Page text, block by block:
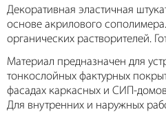
Декоративная эластичная
основе акрилового
органических растворителей.
Материал предназначен для
тонкослойных фактурных
фасадах каркасных и СИП-
Для внутренних и наружных